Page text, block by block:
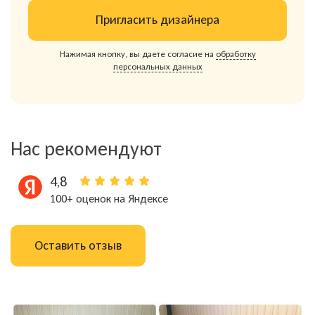
Пригласить дизайнера
Нажимая кнопку, вы даете согласие на обработку
персональных данных
Наc рекомендуют
4,8
100+ оценок на Яндексе
Оставить отзыв